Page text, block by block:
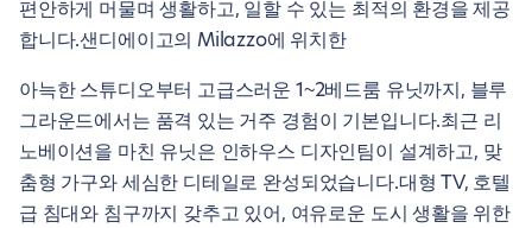
편안하게 머물며 생활하고, 일할 수 있는 최적의 환경을 제공
합니다.샌디에이고의 Milazzo에 위치한
아늑한 스튜디오부터 고급스러운 1~2베드룸 유닛까지, 블루
그라운드에서는 품격 있는 거주 경험이 기본입니다.최근 리
노베이션을 마친 유닛은 인하우스 디자인팀이 설계하고, 맞
춤형 가구와 세심한 디테일로 완성되었습니다.대형 TV, 호텔
급 침대와 침구까지 갖추고 있어, 여유로운 도시 생활을 위한